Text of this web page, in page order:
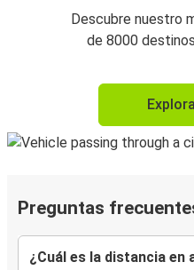
Descubre nuestro
de 8000
Preguntas
¿Cuál es la distancia en